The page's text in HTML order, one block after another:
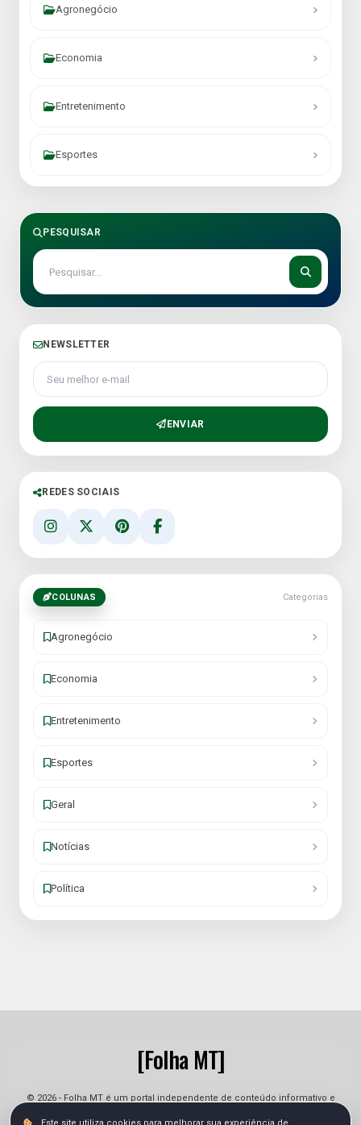
Agronegócio
Economia
Entretenimento
Esportes
PESQUISAR
NEWSLETTER
Seu melhor e-mail
ENVIAR
REDES SOCIAIS
COLUNAS Categorias
Agronegócio
Economia
Entretenimento
Esportes
Geral
Notícias
Política
[Folha MT]
© 2026 - Folha MT é um portal independente de conteúdo informativo e
jornalístico. As informações podem sofrer alterações.